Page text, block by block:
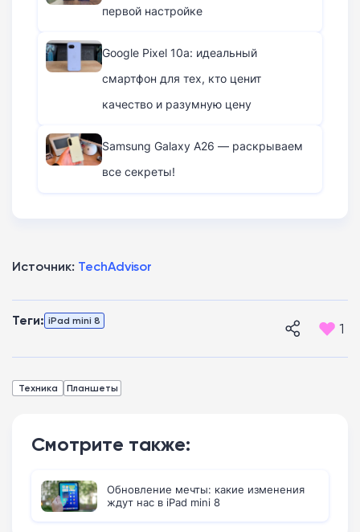
первой настройке
Google Pixel 10a: идеальный
смартфон для тех, кто ценит
качество и разумную цену
Samsung Galaxy A26 — раскрываем
все секреты!
Источник: TechAdvisor
Теги: iPad mini 8 1
Техника Планшеты
Смотрите также:
Обновление мечты: какие изменения
ждут нас в iPad mini 8